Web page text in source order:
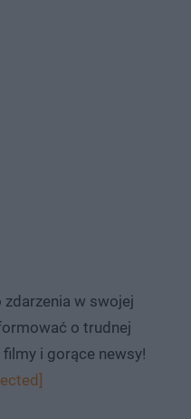
w swojej
o trudnej
i gorące newsy!